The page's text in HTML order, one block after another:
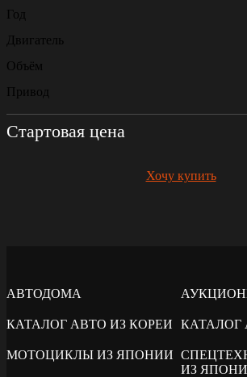
Год
Двигатель
Объём
Привод
Стартовая цена
Хочу купить
АВТОДОМА
КАТАЛОГ АВТО ИЗ КОРЕИ КАТАЛОГ
МОТОЦИКЛЫ ИЗ ЯПОНИИ
ИЗ